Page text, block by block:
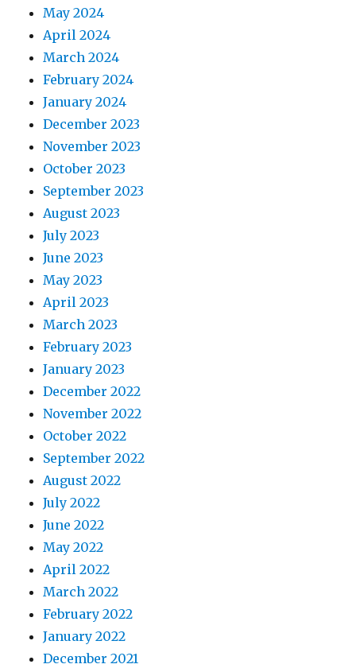
May 2024
April 2024
March 2024
February 2024
January 2024
December 2023
November 2023
October 2023
September 2023
August 2023
July 2023
June 2023
May 2023
April 2023
March 2023
February 2023
January 2023
December 2022
November 2022
October 2022
September 2022
August 2022
July 2022
June 2022
May 2022
April 2022
March 2022
February 2022
January 2022
December 2021